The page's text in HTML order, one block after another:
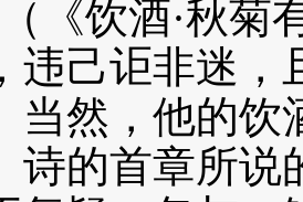
《饮酒·秋菊
违己讵非迷，
当然，他的饮
诗的首章所说